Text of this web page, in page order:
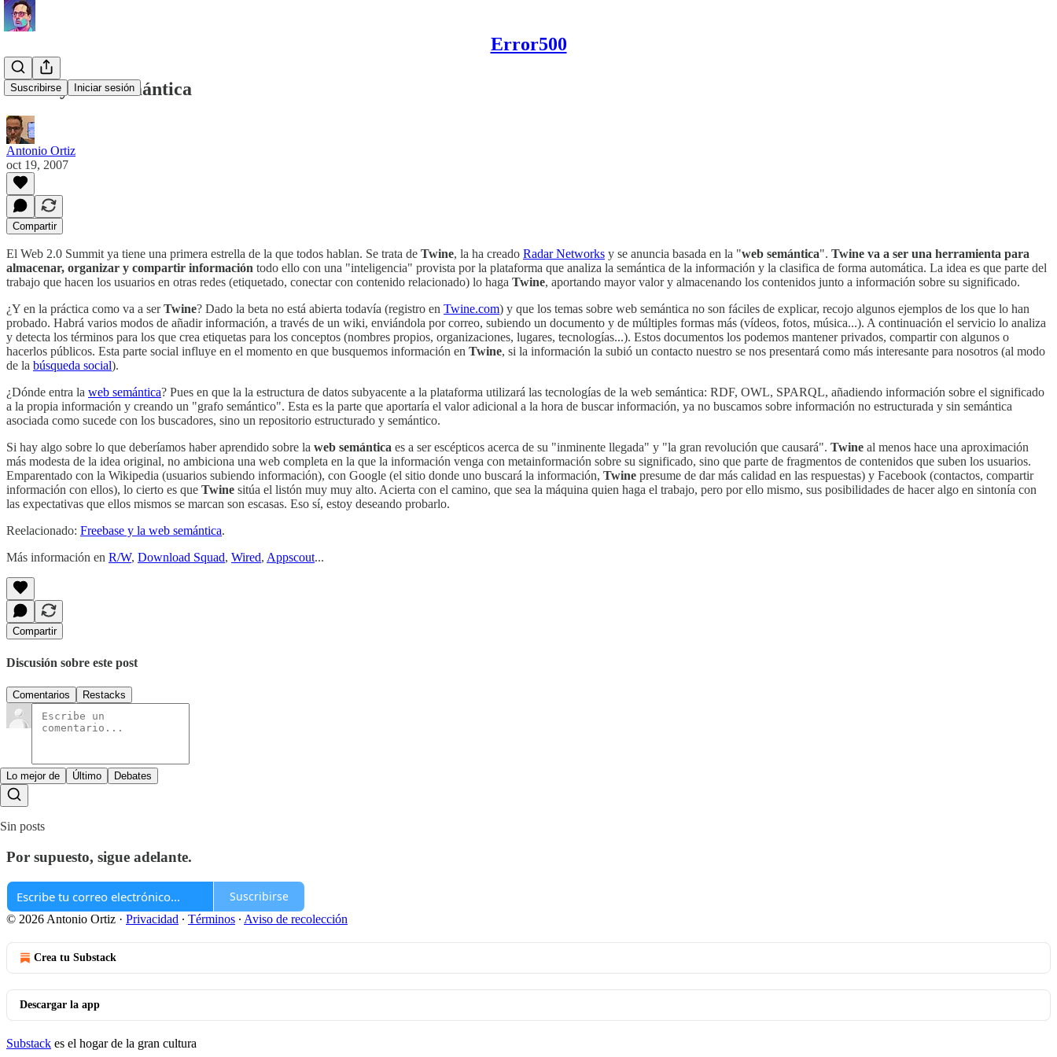
Error500
Suscribirse Iniciar sesión
Twine y web semántica
Antonio Ortiz
oct 19, 2007
Compartir
El Web 2.0 Summit ya tiene una primera estrella de la que todos hablan. Se trata de Twine, la ha creado Radar Networks y se anuncia basada en la "web semántica". Twine va a ser una herramienta para
almacenar, organizar y compartir información todo ello con una "inteligencia" provista por la plataforma que analiza la semántica de la información y la clasifica de forma automática. La idea es que parte del
trabajo que hacen los usuarios en otras redes (etiquetado, conectar con contenido relacionado) lo haga Twine, aportando mayor valor y almacenando los contenidos junto a información sobre su significado.
¿Y en la práctica como va a serTwine? Dado la beta no está abierta todavía (registro en Twine.com) y que los temas sobre web semántica no son fáciles de explicar, recojo algunos ejemplos de los que lo han
probado. Habrá varios modos de añadir información, a través de un wiki, enviándola por correo, subiendo un documento y de múltiples formas más (vídeos, fotos, música...). A continuación el servicio lo analiza
y detecta los términos para los que crea etiquetas para los conceptos (nombres propios, organizaciones, lugares, tecnologías...). Estos documentos los podemos mantener privados, compartir con algunos o
hacerlos públicos. Esta parte social influye en el momento en que busquemos información en Twine, si la información la subió un contacto nuestro se nos presentará como más interesante para nosotros (al modo
de la búsqueda social).
¿Dónde entra la web semántica? Pues en que la la estructura de datos subyacente a la plataforma utilizará las tecnologías de la web semántica: RDF, OWL, SPARQL, añadiendo información sobre el significado
a la propia información y creando un "grafo semántico". Esta es la parte que aportaría el valor adicional a la hora de buscar información, ya no buscamos sobre información no estructurada y sin semántica
asociada como sucede con los buscadores, sino un repositorio estructurado y semántico.
Si hay algo sobre lo que deberíamos haber aprendido sobre la web semántica es a ser escépticos acerca de su "inminente llegada" y "la gran revolución que causará". Twine al menos hace una aproximación
más modesta de la idea original, no ambiciona una web completa en la que la información venga con metainformación sobre su significado, sino que parte de fragmentos de contenidos que suben los usuarios.
Emparentado con la Wikipedia (usuarios subiendo información), con Google (el sitio donde uno buscará la información, Twine presume de dar más calidad en las respuestas) y Facebook (contactos, compartir
información con ellos), lo cierto es que Twine sitúa el listón muy muy alto. Acierta con el camino, que sea la máquina quien haga el trabajo, pero por ello mismo, sus posibilidades de hacer algo en sintonía con
las expectativas que ellos mismos se marcan son escasas. Eso sí, estoy deseando probarlo.
Reelacionado: Freebase y la web semántica.
Más información en R/W, Download Squad, Wired, Appscout...
Compartir
Discusión sobre este post
Comentarios Restacks
Lo mejor de Último Debates
Sin posts
Por supuesto, sigue adelante.
Suscribirse
© 2026 Antonio Ortiz · Privacidad ∙ Términos ∙ Aviso de recolección
Crea tu Substack
Descargar la app
Substack es el hogar de la gran cultura